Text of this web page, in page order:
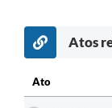
Atos
Ato